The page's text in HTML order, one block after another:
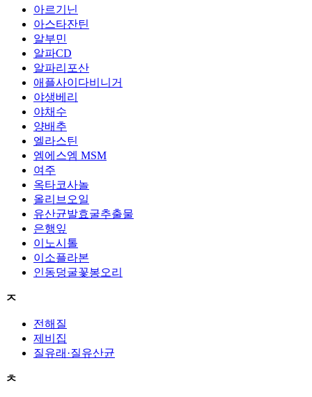
아르기닌
아스타잔틴
알부민
알파CD
알파리포산
애플사이다비니거
야생베리
야채수
양배추
엘라스틴
엠에스엠 MSM
여주
옥타코사놀
올리브오일
유산균발효굴추출물
은행잎
이노시톨
이소플라본
인동덩굴꽃봉오리
ㅈ
전해질
제비집
질유래·질유산균
ㅊ